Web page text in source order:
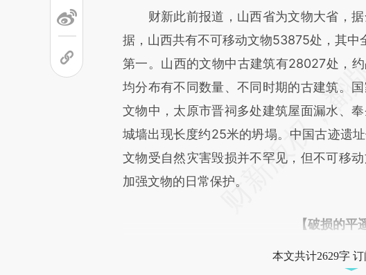
财新此前报道，山西省为文物大省，据
据，山西共有不可移动文物53875处，其中
第一。山西的文物中古建筑有28027处，
均分布有不同数量、不同时期的古建筑。
文物中，太原市晋祠多处建筑屋面漏水、
城墙出现长度约25米的坍塌。中国古迹遗
文物受自然灾害毁损并不罕见，但不可移
加强文物的日常保护。
【破损的平
本文共计2629字